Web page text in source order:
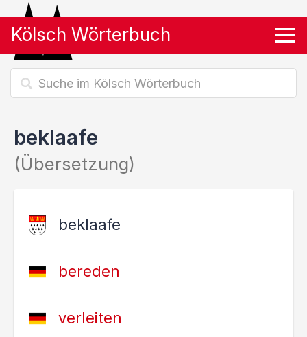
Kölsch Wörterbuch
beklaafe
(Übersetzung)
beklaafe
bereden
verleiten